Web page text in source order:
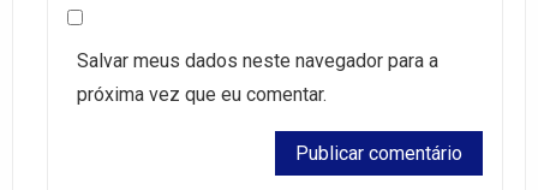
Salvar meus dados neste navegador para a
próxima vez que eu comentar.